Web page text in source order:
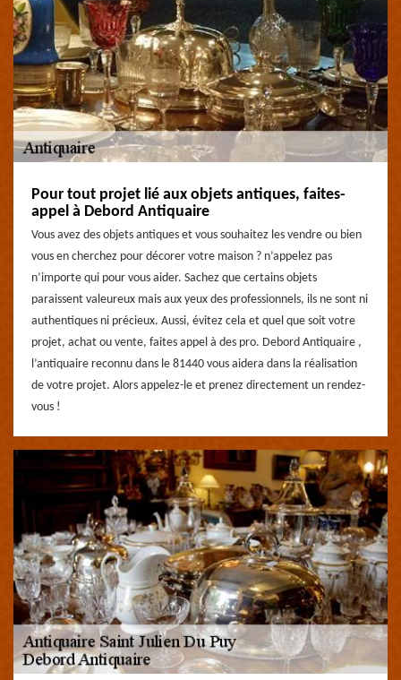
Pour tout projet lié aux objets antiques, faites-
appel à Debord Antiquaire
Vous avez des objets antiques et vous souhaitez les vendre ou bien
vous en cherchez pour décorer votre maison ? n’appelez pas
n’importe qui pour vous aider. Sachez que certains objets
paraissent valeureux mais aux yeux des professionnels, ils ne sont ni
authentiques ni précieux. Aussi, évitez cela et quel que soit votre
projet, achat ou vente, faites appel à des pro. Debord Antiquaire ,
l’antiquaire reconnu dans le 81440 vous aidera dans la réalisation
de votre projet. Alors appelez-le et prenez directement un rendez-
vous !